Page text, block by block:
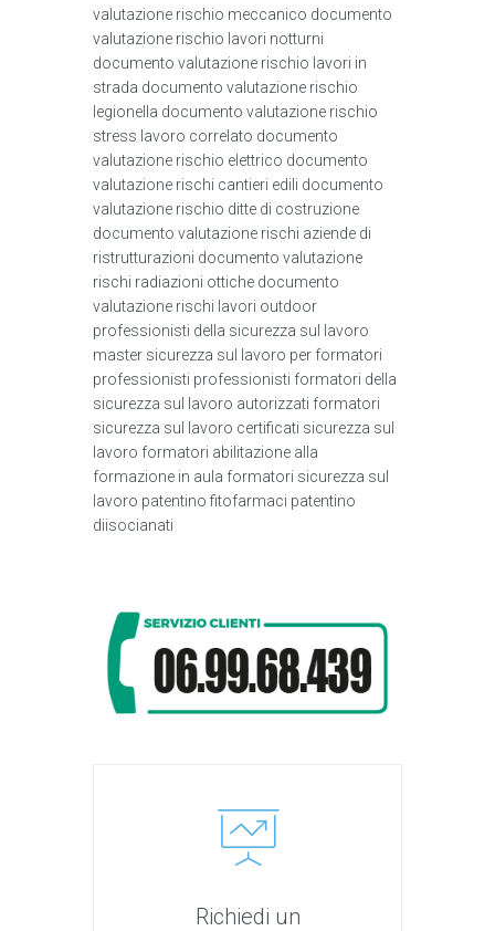
valutazione rischio meccanico documento
valutazione rischio lavori notturni
documento valutazione rischio lavori in
strada documento valutazione rischio
legionella documento valutazione rischio
stress lavoro correlato documento
valutazione rischio elettrico documento
valutazione rischi cantieri edili documento
valutazione rischio ditte di costruzione
documento valutazione rischi aziende di
ristrutturazioni documento valutazione
rischi radiazioni ottiche documento
valutazione rischi lavori outdoor
professionisti della sicurezza sul lavoro
master sicurezza sul lavoro per formatori
professionisti professionisti formatori della
sicurezza sul lavoro autorizzati formatori
sicurezza sul lavoro certificati sicurezza sul
lavoro formatori abilitazione alla
formazione in aula formatori sicurezza sul
lavoro patentino fitofarmaci patentino
diisocianati
Richiedi un